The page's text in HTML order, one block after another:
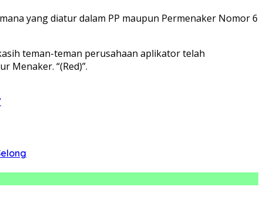
yang diatur dalam PP maupun Permenaker Nomor 6
teman-teman perusahaan aplikator telah
Menaker. “(Red)”.